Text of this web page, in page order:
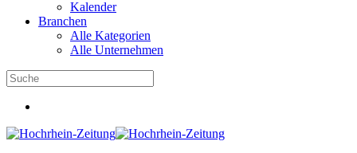
Kalender
Branchen
Alle Kategorien
Alle Unternehmen